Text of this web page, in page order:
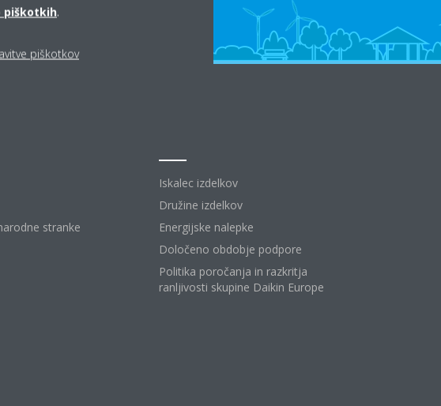
stranke
Iskalec izdelkov
Družine izdelkov
Energijske nalepke
Določeno obdobje podpore
Politika poročanja in razkritja
ranljivosti skupine Daikin Europe
piškotkih.
piškotkov